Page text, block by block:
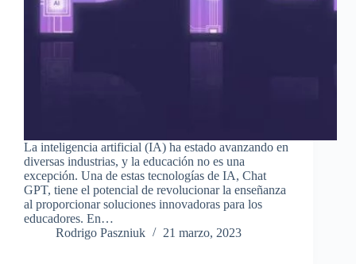
La inteligencia artificial (IA) ha estado avanzando en
diversas industrias, y la educación no es una
excepción. Una de estas tecnologías de IA, Chat
GPT, tiene el potencial de revolucionar la enseñanza
al proporcionar soluciones innovadoras para los
educadores. En…
Rodrigo Paszniuk
21 marzo, 2023